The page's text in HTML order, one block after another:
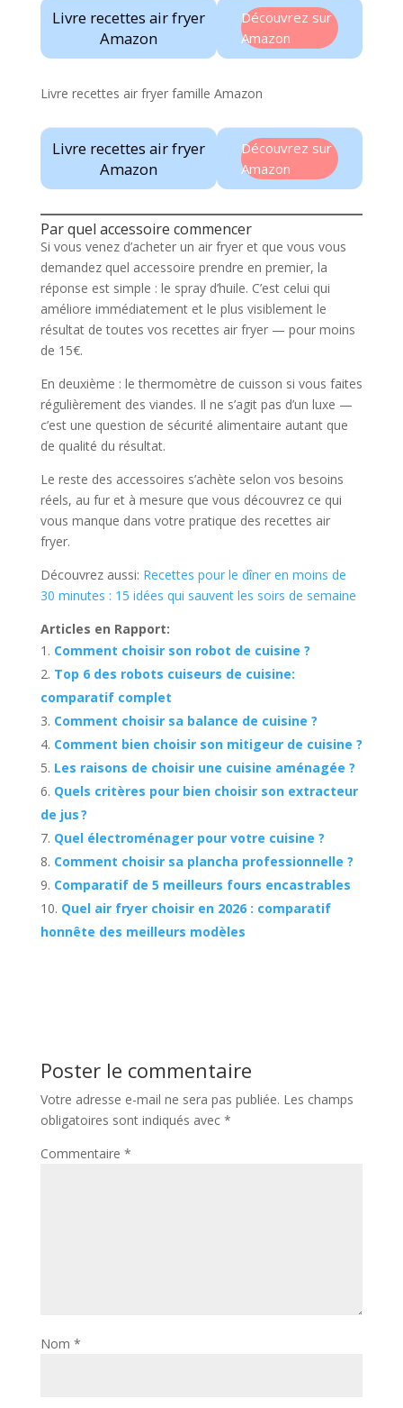
Livre recettes air fryer
Amazon
Découvrez sur
Amazon
Livre recettes air fryer famille Amazon
Livre recettes air fryer
Amazon
Découvrez sur
Amazon
Par quel accessoire commencer
Si vous venez d’acheter un air fryer et que vous vous
demandez quel accessoire prendre en premier, la
réponse est simple : le spray d’huile. C’est celui qui
améliore immédiatement et le plus visiblement le
résultat de toutes vos recettes air fryer — pour moins
de 15€.
En deuxième : le thermomètre de cuisson si vous faites
régulièrement des viandes. Il ne s’agit pas d’un luxe —
c’est une question de sécurité alimentaire autant que
de qualité du résultat.
Le reste des accessoires s’achète selon vos besoins
réels, au fur et à mesure que vous découvrez ce qui
vous manque dans votre pratique des recettes air
fryer.
Découvrez aussi: Recettes pour le dîner en moins de
30 minutes : 15 idées qui sauvent les soirs de semaine
Articles en Rapport:
Comment choisir son robot de cuisine ?
Top 6 des robots cuiseurs de cuisine:
comparatif complet
Comment choisir sa balance de cuisine ?
Comment bien choisir son mitigeur de cuisine ?
Les raisons de choisir une cuisine aménagée ?
Quels critères pour bien choisir son extracteur
de jus ?
Quel électroménager pour votre cuisine ?
Comment choisir sa plancha professionnelle ?
Comparatif de 5 meilleurs fours encastrables
Quel air fryer choisir en 2026 : comparatif
honnête des meilleurs modèles
Poster le commentaire
Votre adresse e-mail ne sera pas publiée. Les champs
obligatoires sont indiqués avec *
Commentaire *
Nom *